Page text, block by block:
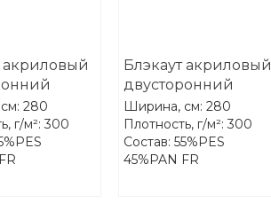
акриловый
11
280
г/м²: 300
Блэкаут акриловый
двусторонний
Treartex 2090-37
Ширина, см: 280
Плотность, г/м²: 300
Состав: 55%PES
45%PAN FR